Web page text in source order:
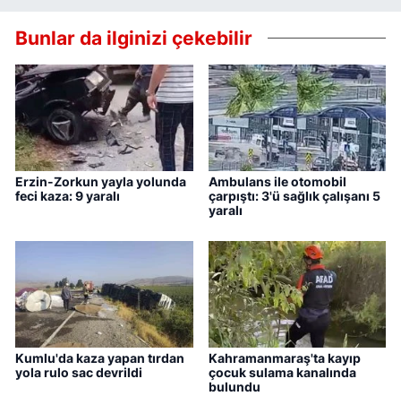
Bunlar da ilginizi çekebilir
Erzin-Zorkun yayla yolunda
feci kaza: 9 yaralı
Ambulans ile otomobil
çarpıştı: 3'ü sağlık çalışanı 5
yaralı
Kumlu'da kaza yapan tırdan
yola rulo sac devrildi
Kahramanmaraş'ta kayıp
çocuk sulama kanalında
bulundu